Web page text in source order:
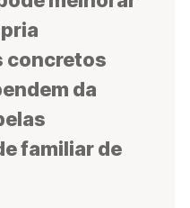
concretos
da
familiar de